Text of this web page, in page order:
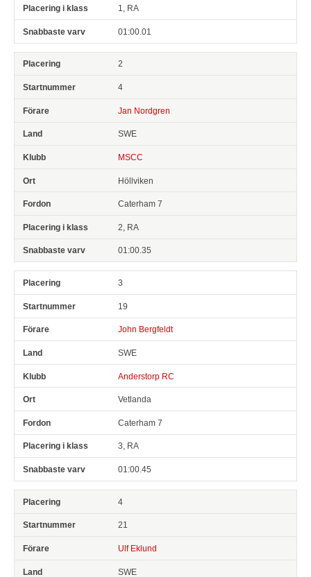
1, RA
01:00.01
2
4
Jan Nordgren
SWE
MSCC
Höllviken
Caterham 7
2, RA
01:00.35
3
19
John Bergfeldt
SWE
Anderstorp RC
Vetlanda
Caterham 7
3, RA
01:00.45
4
21
Ulf Eklund
SWE